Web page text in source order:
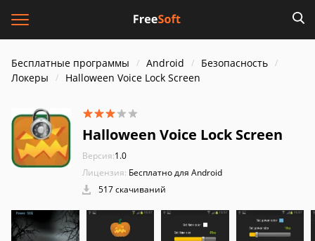
Бесплатные программы Android
Безопасность
Локеры
Halloween Voice Lock Screen
Halloween Voice Lock Screen
Версия:1.0
Лицензия: Бесплатно для Android
517 скачиваний